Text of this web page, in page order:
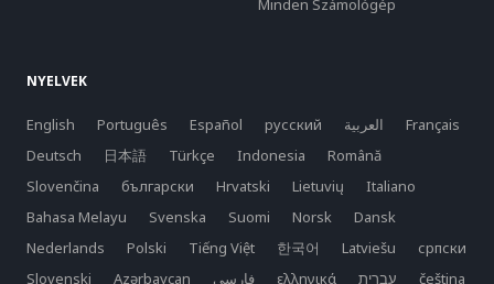
Minden Számológép
NYELVEK
English Português Español русский العربية
Français
Deutsch
日本語 Türkçe Indonesia
Română
Slovenčina
български Hrvatski Lietuvių
Italiano
Bahasa Melayu
Svenska Suomi Norsk
Dansk
Nederlands
Polski Tiếng Việt 한국어 Latviešu
српски
Slovenski
Azərbaycan فارسی ελληνικά čeština